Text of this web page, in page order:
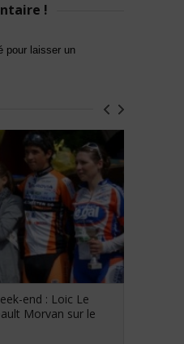
!
pour laisser un
end : Loic Le
Morvan sur le